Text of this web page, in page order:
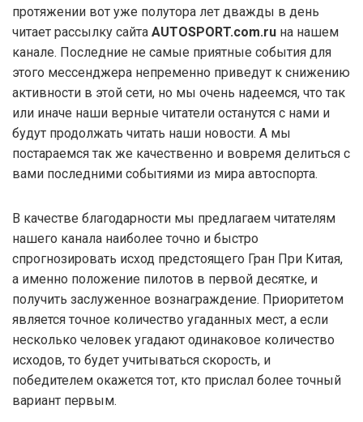
протяжении вот уже полутора лет дважды в день
читает рассылку сайта AUTOSPORT.com.ru на нашем
канале. Последние не самые приятные события для
этого мессенджера непременно приведут к снижению
активности в этой сети, но мы очень надеемся, что так
или иначе наши верные читатели останутся с нами и
будут продолжать читать наши новости. А мы
постараемся так же качественно и вовремя делиться с
вами последними событиями из мира автоспорта.
В качестве благодарности мы предлагаем читателям
нашего канала наиболее точно и быстро
спрогнозировать исход предстоящего Гран При Китая,
а именно положение пилотов в первой десятке, и
получить заслуженное вознаграждение. Приоритетом
является точное количество угаданных мест, а если
несколько человек угадают одинаковое количество
исходов, то будет учитываться скорость, и
победителем окажется тот, кто прислал более точный
вариант первым.